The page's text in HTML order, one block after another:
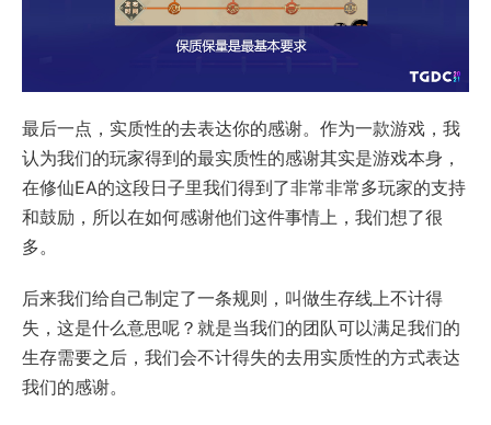
最后一点，实质性的去表达你的感谢。作为一款游戏，我
认为我们的玩家得到的最实质性的感谢其实是游戏本身，
在修仙EA的这段日子里我们得到了非常非常多玩家的支持
和鼓励，所以在如何感谢他们这件事情上，我们想了很
多。
后来我们给自己制定了一条规则，叫做生存线上不计得
失，这是什么意思呢？就是当我们的团队可以满足我们的
生存需要之后，我们会不计得失的去用实质性的方式表达
我们的感谢。